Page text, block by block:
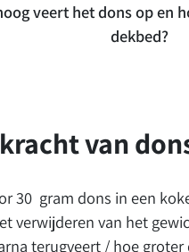
veert het dons op en
dekbed?
van
30 gram dons in een
verwijderen van het
terugveert / hoe